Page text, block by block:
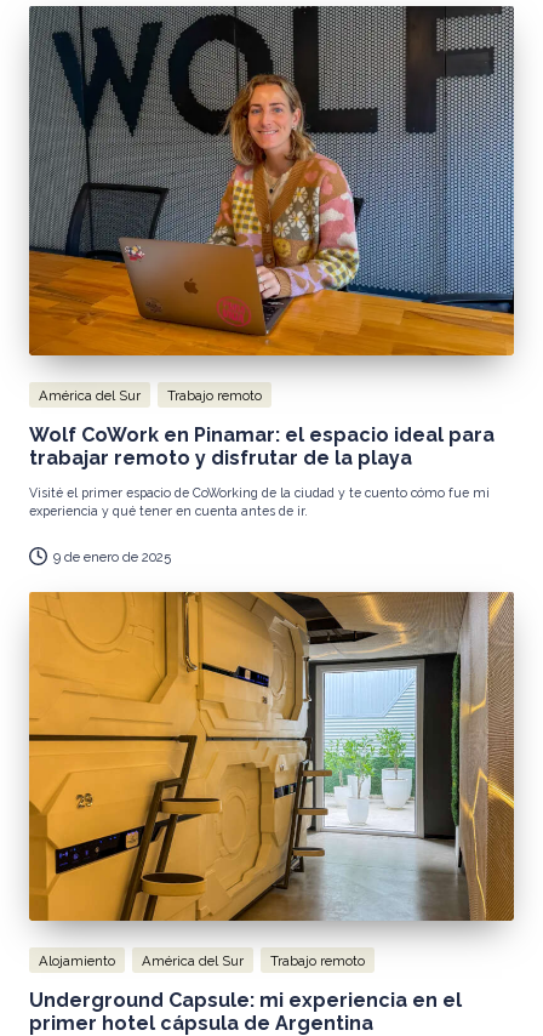
Publicada
América del Sur Trabajo remoto
Wolf CoWork en Pinamar: el espacio ideal para
trabajar remoto y disfrutar de la playa
Visité el primer espacio de CoWorking de la ciudad y te cuento cómo fue mi
experiencia y qué tener en cuenta antes de ir.
9 de enero de 2025
Publicada
Alojamiento América del Sur Trabajo remoto
Underground Capsule: mi experiencia en el
primer hotel cápsula de Argentina